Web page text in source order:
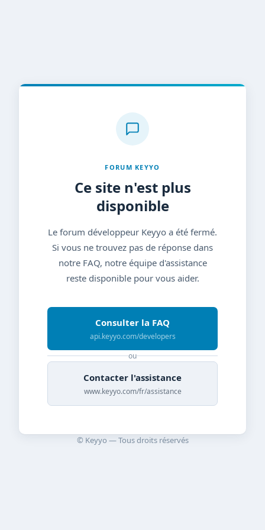
FORUM KEYYO
Ce site n'est plus
disponible
Le forum développeur Keyyo a été fermé.
Si vous ne trouvez pas de réponse dans
notre FAQ, notre équipe d'assistance
reste disponible pour vous aider.
Consulter la FAQ
api.keyyo.com/developers
ou
Contacter l'assistance
www.keyyo.com/fr/assistance
© Keyyo — Tous droits réservés